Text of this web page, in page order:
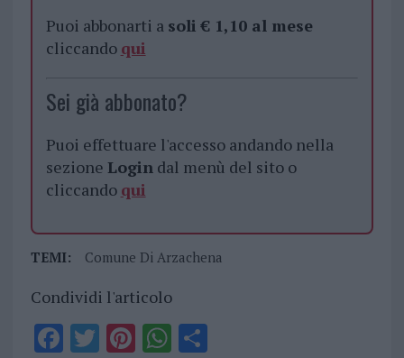
Puoi abbonarti a soli € 1,10 al mese
cliccando qui
Sei già abbonato?
Puoi effettuare l'accesso andando nella
sezione Logindal menù del sito o
cliccando qui
TEMI: Comune Di Arzachena
Condividi l'articolo
F T PiWS